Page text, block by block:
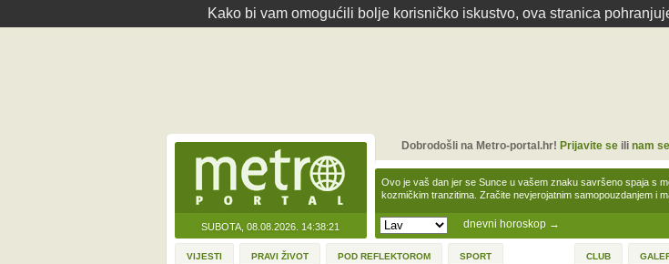
Kako bi vam omogućili bolje korisničko iskustvo, ova stranica
SUBOTA, 08.08.2026. 14:38:21 dnevni horoskop →
Ovo je vaš dan jer se Sunce u vašem znaku savršeno spaja s
kozmičkim tranzitima. Zračite nevjerojatnim samopouzdanjem i
Dobrodošli na Metro-portal.hr! Prijavite seili nam
VIJESTI PRAVI ŽIVOT POD REFLEKTOROM SPORT CLUB